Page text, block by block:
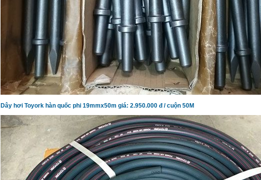
Dây hơi Toyork hàn quốc phi 19mmx50m giá: 2.950.000 đ / cuộn 50M